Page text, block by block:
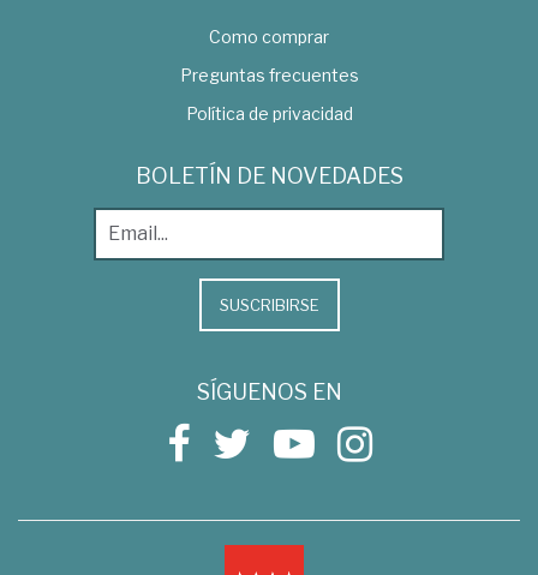
Como comprar
Preguntas frecuentes
Política de privacidad
BOLETÍN DE NOVEDADES
SUSCRIBIRSE
SÍGUENOS EN